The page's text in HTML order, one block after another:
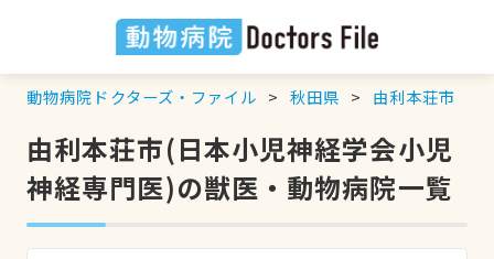
動物病院ドクターズ・ファイル 秋田県 由利本荘市
由利本荘市(日本小児神経学会小児
神経専門医)の獣医・動物病院一覧